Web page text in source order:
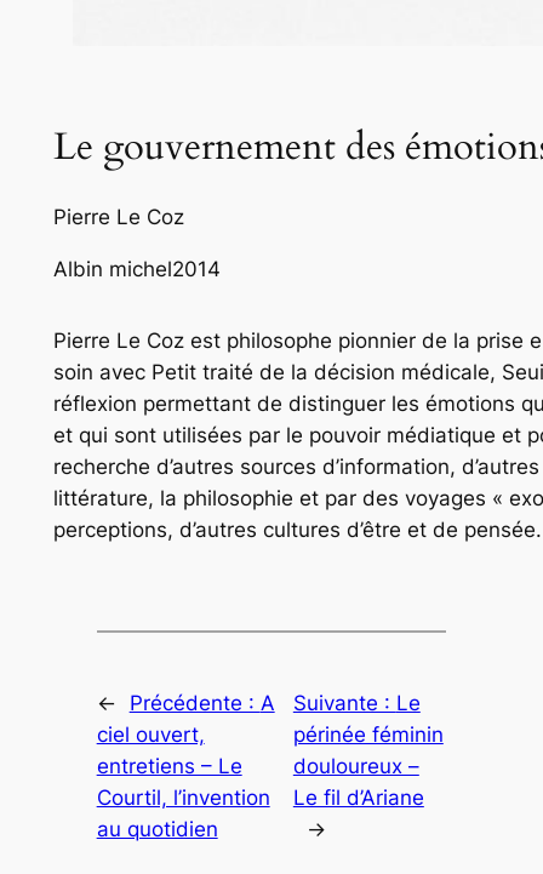
Le gouvernement des
Pierre Le Coz
Albin michel2014
Pierre Le Coz est philosophe pionnier de la prise
soin avec Petit traité de la décision médicale,
réflexion permettant de distinguer les émotions
et qui sont utilisées par le pouvoir médiatique et
recherche d’autres sources d’information,
littérature, la philosophie et par des voyages «
perceptions, d’autres cultures d’être et de pensée.
← Précédente : A
ciel ouvert,
entretiens – Le
Courtil, l’invention
au quotidien
Suivante : Le
périnée féminin
douloureux –
Le fil d’Ariane
→